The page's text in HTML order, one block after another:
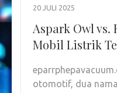
20 JULI 2025
Aspark Owl vs.
Mobil Listrik
otomotif, dua